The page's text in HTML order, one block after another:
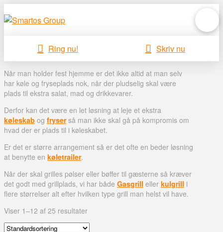
Ring nu! Skriv nu
Når man holder fest hjemme er det ikke altid at man selv
har køle og fryseplads nok, når der pludselig skal være
plads til ekstra salat, mad og drikkevarer.
Derfor kan det være en let løsning at leje et ekstra
køleskab og fryserså man ikke skal gå på kompromis om
hvad der er plads til i køleskabet.
Er det er større arrangement så er det ofte en beder løsning
at benytte en køletrailer.
Når der skal grilles pølser eller bøffer til gæsterne så kræver
det godt med grillplads, vi har både Gasgrill eller kulgrill i
flere størrelser alt efter hvilken type grill man helst vil have.
Viser 1–12 af 25 resultater